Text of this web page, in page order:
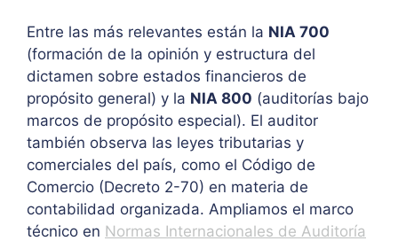
Entre las más relevantes están la NIA 700
(formación de la opinión y estructura del
dictamen sobre estados financieros de
propósito general) y la NIA 800 (auditorías bajo
marcos de propósito especial). El auditor
también observa las leyes tributarias y
comerciales del país, como el Código de
Comercio (Decreto 2-70) en materia de
contabilidad organizada. Ampliamos el marco
técnico en Normas Internacionales de Auditoría